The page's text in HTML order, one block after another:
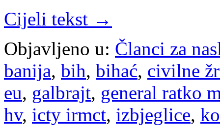
Cijeli tekst →
Objavljeno u: Članci za
banija, bih, bihać, civilne
eu, galbrajt, general ratko
hv, icty irmct, izbjeglice,